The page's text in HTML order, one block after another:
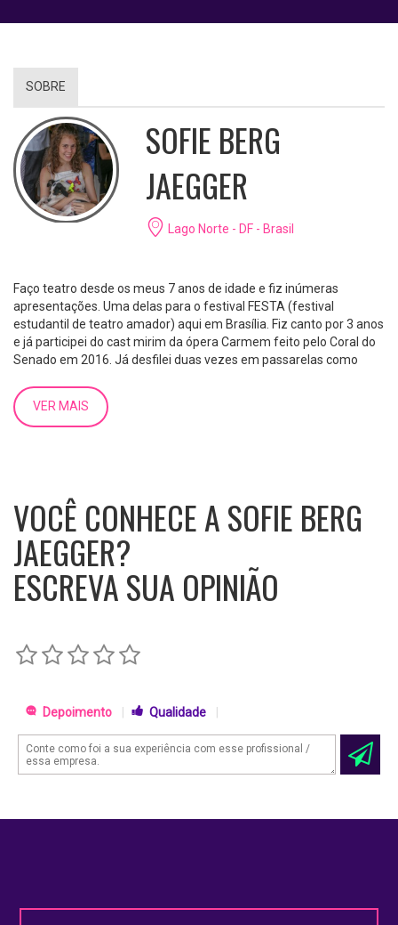
SOBRE
SOFIE BERG
JAEGGER
Lago Norte - DF - Brasil
Faço teatro desde os meus 7 anos de idade e fiz inúmeras
apresentações. Uma delas para o festival FESTA (festival
estudantil de teatro amador) aqui em Brasília. Fiz canto por 3 anos
e já participei do cast mirim da ópera Carmem feito pelo Coral do
Senado em 2016. Já desfilei duas vezes em passarelas como
VER MAIS
VOCÊ CONHECE A SOFIE BERG
JAEGGER?
ESCREVA SUA OPINIÃO
Depoimento Qualidade